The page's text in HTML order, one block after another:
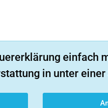
einfach
in unter einer